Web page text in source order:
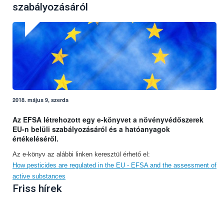
szabályozásáról
2018. május 9, szerda
Az EFSA létrehozott egy e-könyvet a növényvédőszerek
EU-n belüli szabályozásáról és a hatóanyagok
értékeléséről.
Az e-könyv az alábbi linken keresztül érhető el:
How pesticides are regulated in the EU - EFSA and the assessment of
active substances
Friss hírek